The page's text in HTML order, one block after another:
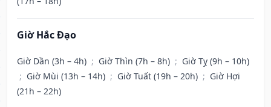
Giờ Hắc Đạo
Giờ Dần (3h – 4h) ; Giờ Thìn (7h – 8h) ; Giờ Tỵ (9h – 10h)
; Giờ Mùi (13h – 14h) ; Giờ Tuất (19h – 20h) ; Giờ Hợi
(21h – 22h)